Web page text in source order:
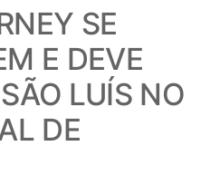
SE
E DEVE
LUÍS NO
DE